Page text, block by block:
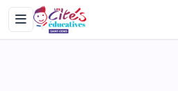
Erreur !. Une erreur est survenue